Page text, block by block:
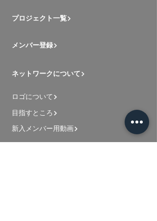
プロジェクト一覧
メンバー登録
ネットワークについて
ロゴについて
目指すところ
新入メンバー用動画